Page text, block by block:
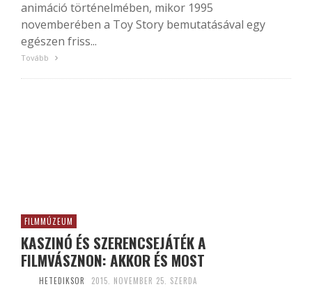
animáció történelmében, mikor 1995
novemberében a Toy Story bemutatásával egy
egészen friss...
Tovább
FILMMÚZEUM
KASZINÓ ÉS SZERENCSEJÁTÉK A
FILMVÁSZNON: AKKOR ÉS MOST
HETEDIKSOR 2015. NOVEMBER 25. SZERDA